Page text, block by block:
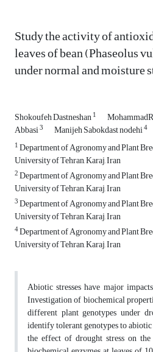
Study the activity of
leaves of bean (Phaseolus
under normal and moisture
Shokoufeh Dastneshan1
Abbasi3 Manijeh Sabokdast nodehi4
1Department of Agronomy and Plant
University of Tehran, Karaj, Iran
2Department of Agronomy and Plant
University of Tehran, Karaj, Iran
3Department of Agronomy and Plant
University of Tehran, Karaj, Iran
4Department of Agronomy and Plant
University of Tehran, Karaj, Iran
Abiotic stresses have major
Investigation of biochemical
different plant genotypes under
identify tolerant genotypes to abiotic
the effect of drought stress on